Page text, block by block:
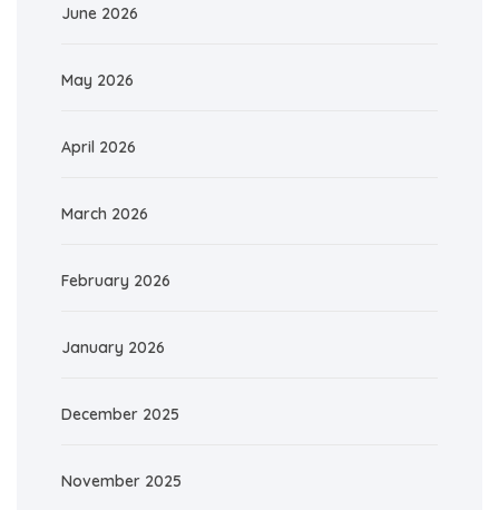
June 2026
May 2026
April 2026
March 2026
February 2026
January 2026
December 2025
November 2025